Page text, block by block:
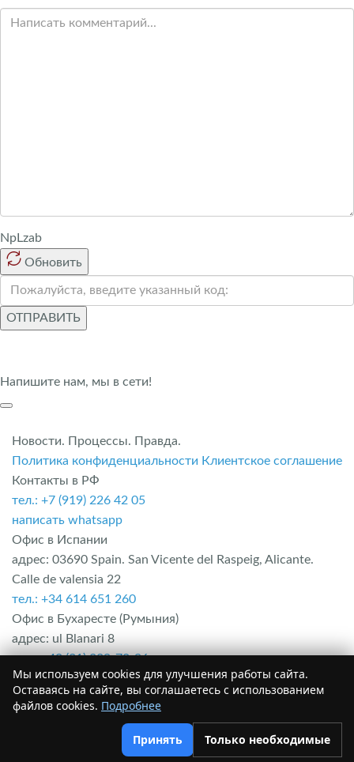
NpLzab
Обновить
ОТПРАВИТЬ
Напишите нам, мы в сети!
Новости. Процессы. Правда.
Политика конфиденциальности Клиентское соглашение
Контакты в РФ
тел.: +7 (919) 226 42 05
написать whatsapp
Офис в Испании
адрес: 03690 Spain. San Vicente del Raspeig, Alicante.
Calle de valensia 22
тел.: +34 614 651 260
Офис в Бухаресте (Румыния)
адрес: ul Blanari 8
тел.: +40 (31) 229-70-96
Офис в Болгарии
адрес: Область Бургас. г. Несебыр. Комплекс Mesembria
palace
тел.: +35 652 254 078
Мы используем cookies для улучшения работы сайта.
Оставаясь на сайте, вы соглашаетесь с использованием
файлов cookies. Подробнее
Принять Только необходимые